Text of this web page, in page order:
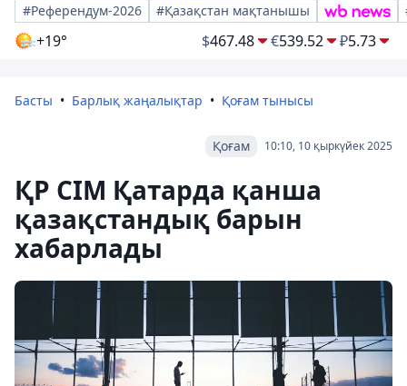
#Референдум-2026
#Қазақстан мақтанышы
+19° $467.48 €539.52 ₽5.73
Басты Барлық жаңалықтар Қоғам тынысы
10:10, 10 қыркүйек 2025
Қоғам
ҚР СІМ Қатарда қанша
қазақстандық барын
хабарлады